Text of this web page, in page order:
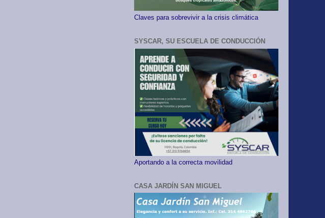
Claves para sobrevivir a la crisis climática
SYSCAR, SU ESCUELA DE CONDUCCIÓN
Aportando a la correcta movilidad
CASA JARDÍN SAN MIGUEL